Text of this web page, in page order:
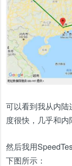
可以看到我从内
度很快，几乎和内
然后我用
下图所示：